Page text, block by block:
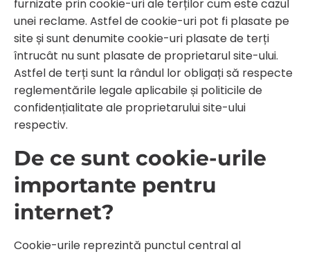
furnizate prin cookie-uri ale terților cum este cazul
unei reclame. Astfel de cookie-uri pot fi plasate pe
site și sunt denumite cookie-uri plasate de terți
întrucât nu sunt plasate de proprietarul site-ului.
Astfel de terți sunt la rândul lor obligați să respecte
reglementările legale aplicabile și politicile de
confidențialitate ale proprietarului site-ului
respectiv.
De ce sunt cookie-urile
importante pentru
internet?
Cookie-urile reprezintă punctul central al